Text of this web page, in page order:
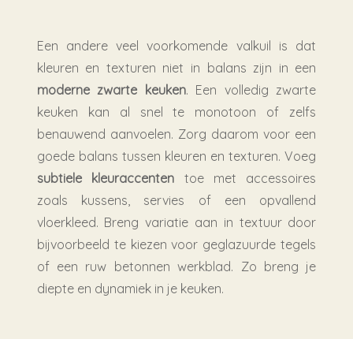
Een andere veel voorkomende valkuil is dat
kleuren en texturen niet in balans zijn in een
moderne zwarte keuken. Een volledig zwarte
keuken kan al snel te monotoon of zelfs
benauwend aanvoelen. Zorg daarom voor een
goede balans tussen kleuren en texturen. Voeg
subtiele kleuraccenten toe met accessoires
zoals kussens, servies of een opvallend
vloerkleed. Breng variatie aan in textuur door
bijvoorbeeld te kiezen voor geglazuurde tegels
of een ruw betonnen werkblad. Zo breng je
diepte en dynamiek in je keuken.